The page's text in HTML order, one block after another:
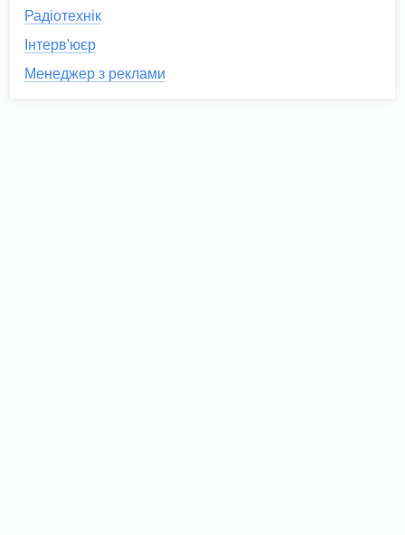
Радіотехнік
Інтерв'юєр
Менеджер з реклами